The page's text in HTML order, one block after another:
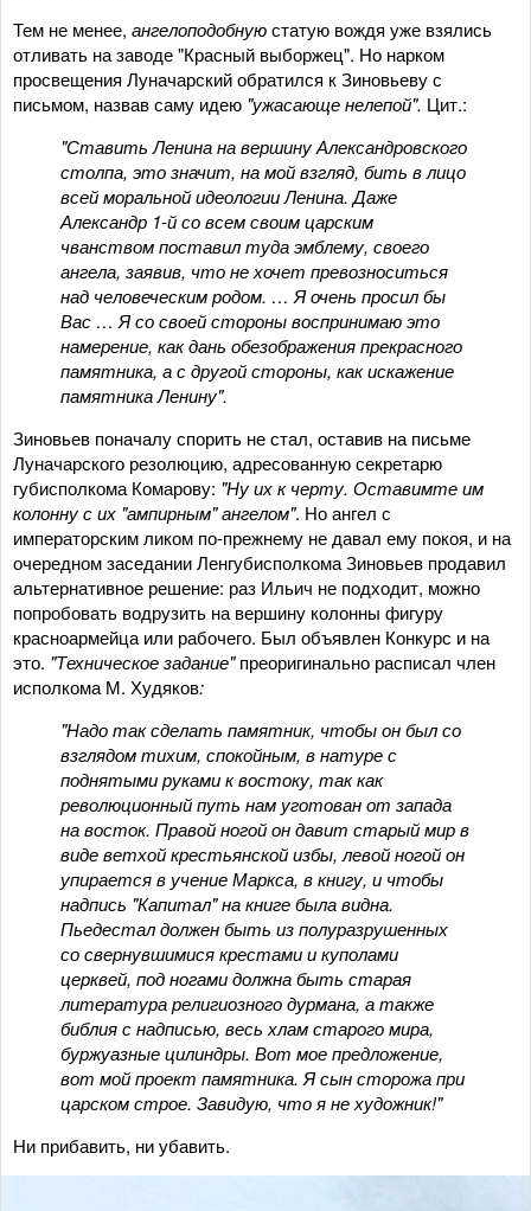
Тем не менее, ангелоподобнуюстатую вождя уже взялись
отливать на заводе "Красный выборжец". Но нарком
просвещения Луначарский обратился к Зиновьеву с
письмом, назвав саму идею "ужасающе нелепой". Цит.:
"Ставить Ленина на вершину Александровского
столпа, это значит, на мой взгляд, бить в лицо
всей моральной идеологии Ленина. Даже
Александр 1-й со всем своим царским
чванством поставил туда эмблему, своего
ангела, заявив, что не хочет превозноситься
над человеческим родом. … Я очень просил бы
Вас … Я со своей стороны воспринимаю это
намерение, как дань обезображения прекрасного
памятника, а с другой стороны, как искажение
памятника Ленину".
Зиновьев поначалу спорить не стал, оставив на письме
Луначарского резолюцию, адресованную секретарю
губисполкома Комарову: "Ну их к черту. Оставимте им
колонну с их "ампирным" ангелом". Но ангел с
императорским ликом по-прежнему не давал ему покоя, и на
очередном заседании Ленгубисполкома Зиновьев продавил
альтернативное решение: раз Ильич не подходит, можно
попробовать водрузить на вершину колонны фигуру
красноармейца или рабочего. Был объявлен Конкурс и на
это. "Техническое задание"преоригинально расписал член
исполкома М. Худяков:
"Надо так сделать памятник, чтобы он был со
взглядом тихим, спокойным, в натуре с
поднятыми руками к востоку, так как
революционный путь нам уготован от запада
на восток. Правой ногой он давит старый мир в
виде ветхой крестьянской избы, левой ногой он
упирается в учение Маркса, в книгу, и чтобы
надпись "Капитал" на книге была видна.
Пьедестал должен быть из полуразрушенных
со свернувшимися крестами и куполами
церквей, под ногами должна быть старая
литература религиозного дурмана, а также
библия с надписью, весь хлам старого мира,
буржуазные цилиндры. Вот мое предложение,
вот мой проект памятника. Я сын сторожа при
царском строе. Завидую, что я не художник!"
Ни прибавить, ни убавить.